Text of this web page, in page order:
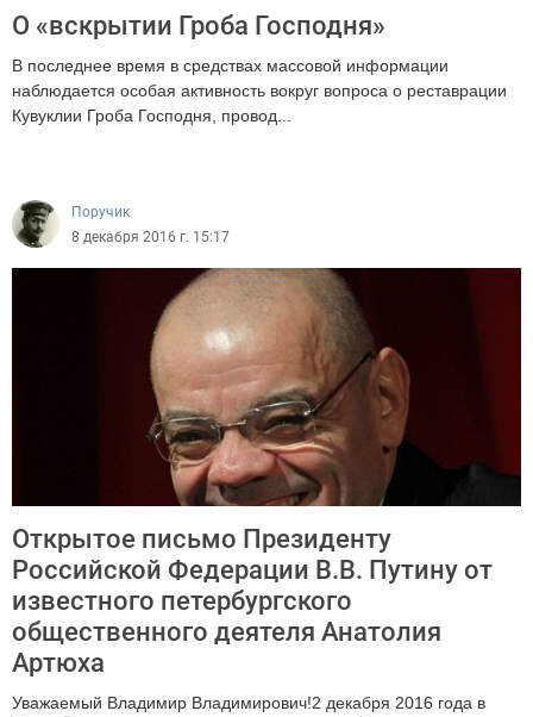
О «вскрытии Гроба Господня»
В последнее время в средствах массовой информации
наблюдается особая активность вокруг вопроса о реставрации
Кувуклии Гроба Господня, провод...
Поручик
8 декабря 2016 г. 15:17
Открытое письмо Президенту
Российской Федерации В.В. Путину от
известного петербургского
общественного деятеля Анатолия
Артюха
Уважаемый Владимир Владимирович!2 декабря 2016 года в